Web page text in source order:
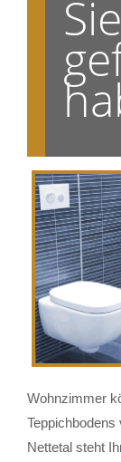
Wohnzimmer
Nettetal steht